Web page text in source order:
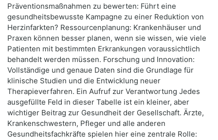
Präventionsmaßnahmen zu bewerten: Führt eine
gesundheitsbewusste Kampagne zu einer Reduktion von
Herzinfarkten? Ressourcenplanung: Krankenhäuser und
Praxen können besser planen, wenn sie wissen, wie viele
Patienten mit bestimmten Erkrankungen voraussichtlich
behandelt werden müssen. Forschung und Innovation:
Vollständige und genaue Daten sind die Grundlage für
klinische Studien und die Entwicklung neuer
Therapieverfahren. Ein Aufruf zur Verantwortung Jedes
ausgefüllte Feld in dieser Tabelle ist ein kleiner, aber
wichtiger Beitrag zur Gesundheit der Gesellschaft. Ärzte,
Krankenschwestern, Pfleger und alle anderen
Gesundheitsfachkräfte spielen hier eine zentrale Rolle: